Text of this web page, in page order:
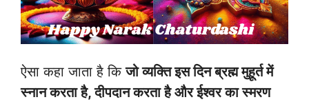
ऐसा कहा जाता है किजो व्यक्ति इस दिन ब्रह्म मुहूर्त में
स्नान करता है, दीपदान करता है और ईश्वर का स्मरण